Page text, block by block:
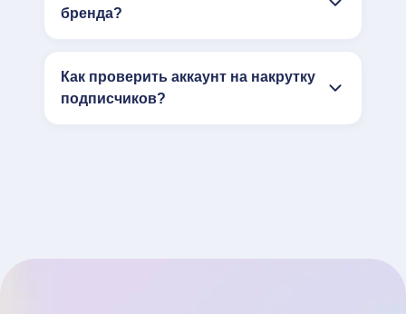
бренда?
Как проверить аккаунт на накрутку
подписчиков?